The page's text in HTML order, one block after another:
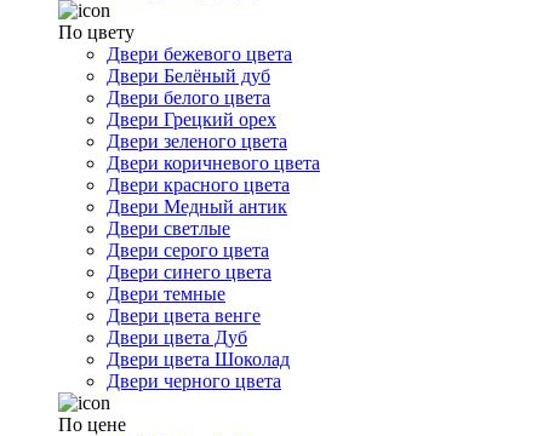
По цвету
Двери бежевого цвета
Двери Белёный дуб
Двери белого цвета
Двери Грецкий орех
Двери зеленого цвета
Двери коричневого цвета
Двери красного цвета
Двери Медный антик
Двери светлые
Двери серого цвета
Двери синего цвета
Двери темные
Двери цвета венге
Двери цвета Дуб
Двери цвета Шоколад
Двери черного цвета
По цене